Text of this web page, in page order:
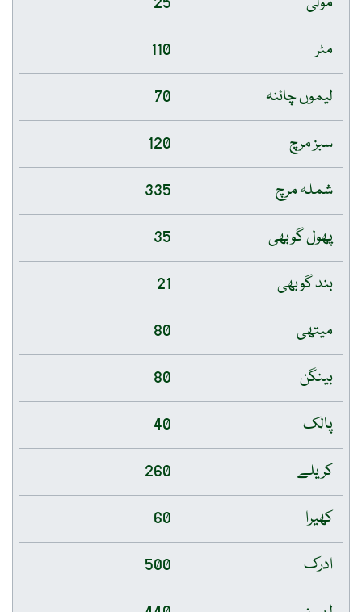
مٹر
110
لیموں چائنہ
70
سبز مرچ
120
شملہ مرچ
335
پھول گوبھی
35
بند گوبھی
21
میتھی
80
بینگن
80
پالک
40
کریلے
260
کھیرا
60
ادرک
500